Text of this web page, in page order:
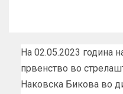
На 02.05.2023 година
првенство во
Наковска Бикова во